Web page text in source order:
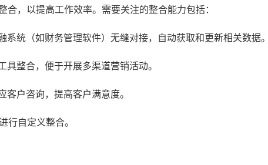
，以提高工作效率。需要关注的整合能力包括：
系统（如财务管理软件）无缝对接，自动获取和更新相关数据。
整合，便于开展多渠道营销活动。
户咨询，提高客户满意度。
行自定义整合。